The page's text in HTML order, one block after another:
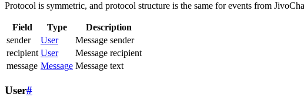
Protocol is symmetric, and protocol structure is the same for events from
Field Type
Description
sender
User
Message sender
recipient User
Message recipient
message Message Message text
User#